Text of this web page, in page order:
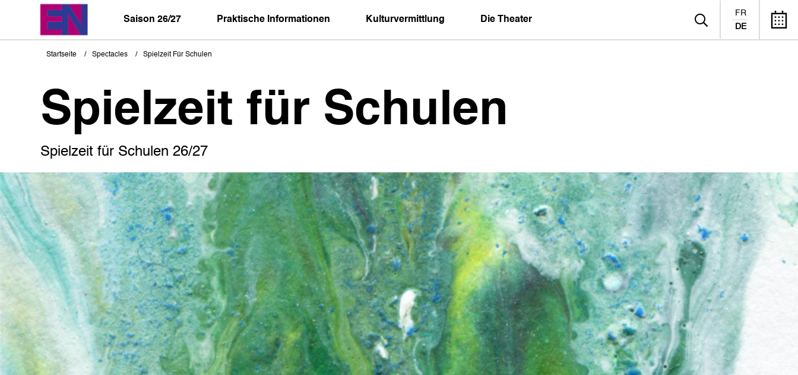
Saison 26/27 Praktische Informationen Kulturvermittlung Die Theater
FR
DE
Pfadnavigation
Startseite Spectacles Spielzeit Für Schulen
Spielzeit für Schulen
Spielzeit für Schulen 26/27